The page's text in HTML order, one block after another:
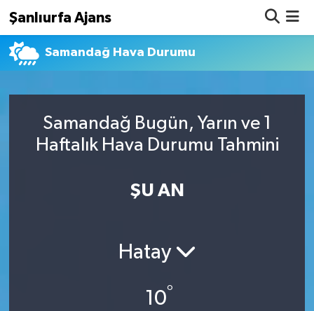
Şanlıurfa Ajans
Samandağ Hava Durumu
Samandağ Bugün, Yarın ve 1
Haftalık Hava Durumu Tahmini
ŞU AN
Hatay
10°
Nöbetçi Eczaneler
Namaz Vakitleri
Süper Lig Puan Durumu ve Fikstür